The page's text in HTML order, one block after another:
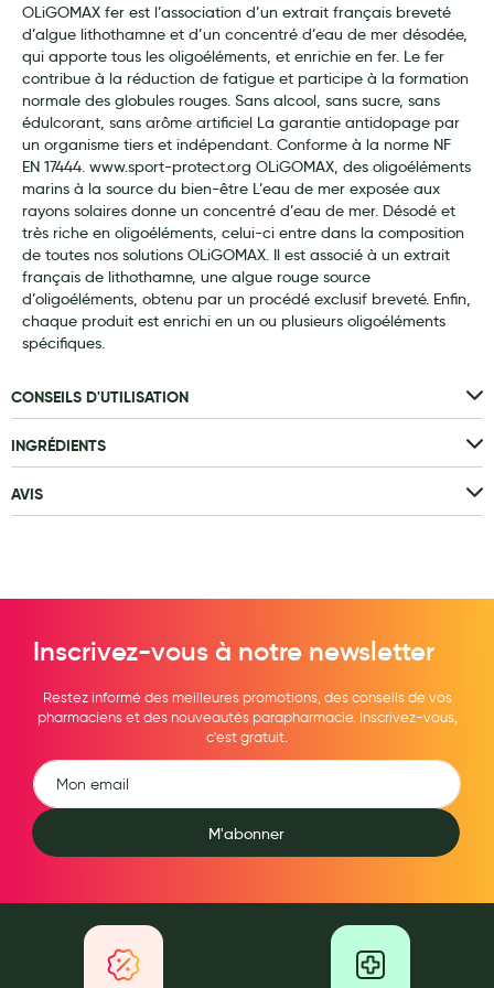
Laits infantiles
Biberons et tétines
Toilette du bébé
Accessoires bébé
Alimentation
Soins enfant
Soins maman
Tisanes allaitement et compléments alimentaires
Gammes spécifiques tisanes allaitement et compléments
maternité
Nature
Aromathérapie
Phytothérapie
Confiserie
Voies respiratoires
Oligothérapie
Compléments alimentaires
Premiers soins
OLiGOMAX fer est l’association d’un extrait français breveté
d’algue lithothamne et d’un concentré d’eau de mer désodée,
qui apporte tous les oligoéléments, et enrichie en fer. Le fer
contribue à la réduction de fatigue et participe à la formation
normale des globules rouges. Sans alcool, sans sucre, sans
édulcorant, sans arôme artificiel La garantie antidopage par
un organisme tiers et indépendant. Conforme à la norme NF
EN 17444. www.sport-protect.org OLiGOMAX, des oligoéléments
marins à la source du bien-être L’eau de mer exposée aux
rayons solaires donne un concentré d’eau de mer. Désodé et
très riche en oligoéléments, celui-ci entre dans la composition
de toutes nos solutions OLiGOMAX. Il est associé à un extrait
français de lithothamne, une algue rouge source
d’oligoéléments, obtenu par un procédé exclusif breveté. Enfin,
chaque produit est enrichi en un ou plusieurs oligoéléments
spécifiques.
CONSEILS D'UTILISATION
INGRÉDIENTS
AVIS
Inscrivez-vous à notre newsletter
Restez informé des meilleures promotions, des conseils de vos
pharmaciens et des nouveautés parapharmacie. Inscrivez-vous,
c'est gratuit.
M'abonner